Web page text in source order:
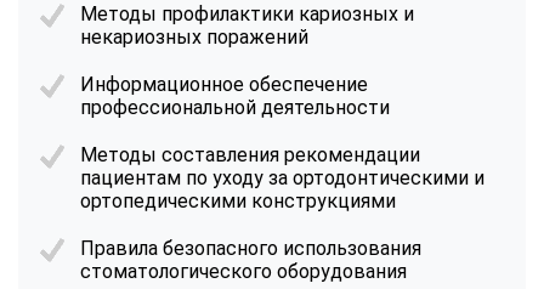
Методы профилактики кариозных и
некариозных поражений
Информационное обеспечение
профессиональной деятельности
Методы составления рекомендации
пациентам по уходу за ортодонтическими и
ортопедическими конструкциями
Правила безопасного использования
стоматологического оборудования